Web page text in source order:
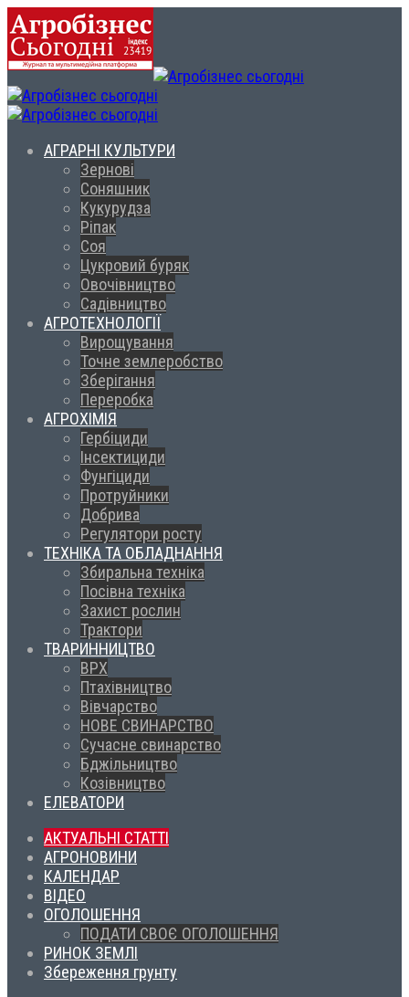
АГРАРНІ КУЛЬТУРИ
Зернові
Соняшник
Кукурудза
Ріпак
Соя
Цукровий буряк
Овочівництво
Садівництво
АГРОТЕХНОЛОГІЇ
Вирощування
Точне землеробство
Зберігання
Переробка
АГРОХІМІЯ
Гербіциди
Інсектициди
Фунгіциди
Протруйники
Добрива
Регулятори росту
ТЕХНІКА ТА ОБЛАДНАННЯ
Збиральна техніка
Посівна техніка
Захист рослин
Трактори
ТВАРИННИЦТВО
ВРХ
Птахівництво
Вівчарство
НОВЕ СВИНАРСТВО
Сучасне свинарство
Бджільництво
Козівництво
ЕЛЕВАТОРИ
АКТУАЛЬНІ СТАТТІ
АГРОНОВИНИ
КАЛЕНДАР
ВІДЕО
ОГОЛОШЕННЯ
ПОДАТИ СВОЄ ОГОЛОШЕННЯ
РИНОК ЗЕМЛІ
Збереження грунту